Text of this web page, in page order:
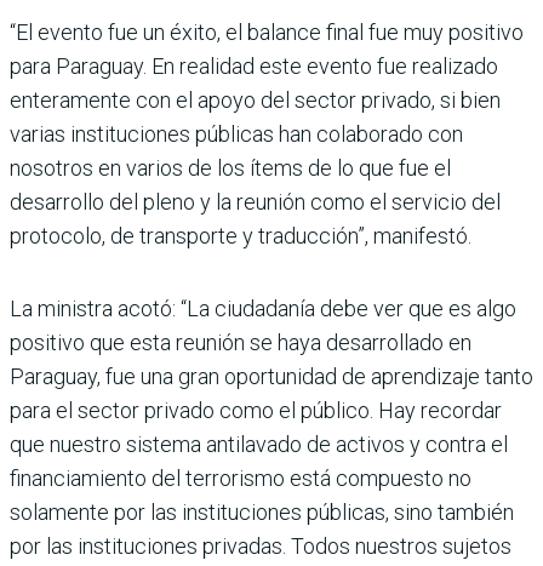
“El evento fue un éxito, el balance final fue muy positivo
para Paraguay. En realidad este evento fue realizado
enteramente con el apoyo del sector privado, si bien
varias instituciones públicas han colaborado con
nosotros en varios de los ítems de lo que fue el
desarrollo del pleno y la reunión como el servicio del
protocolo, de transporte y traducción”, manifestó.
La ministra acotó: “La ciudadanía debe ver que es algo
positivo que esta reunión se haya desarrollado en
Paraguay, fue una gran oportunidad de aprendizaje tanto
para el sector privado como el público. Hay recordar
que nuestro sistema antilavado de acti­vos y contra el
financiamiento del terrorismo está compuesto no
solamente por las instituciones públicas, sino también
por las instituciones privadas. Todos nuestros sujetos